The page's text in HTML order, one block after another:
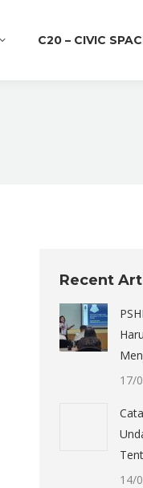
C20 – CIVIC
Recent
17/
14/